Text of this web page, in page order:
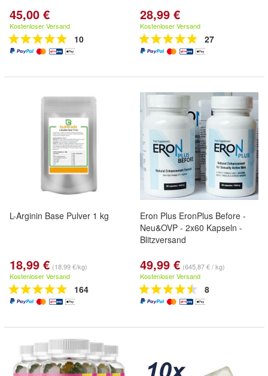
45,00 €
Kostenloser Versand
10
28,99 €
Kostenloser Versand
27
L-Arginin Base Pulver 1 kg
18,99 € (18,99 €/kg)
Kostenloser Versand
164
Eron Plus EronPlus Before -
Neu&OVP - 2x60 Kapseln -
Blitzversand
49,99 € (645,87 € / kg)
Kostenloser Versand
8